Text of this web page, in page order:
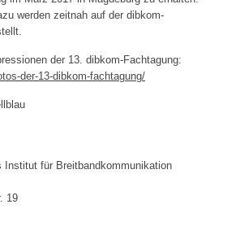
werden zeitnah auf der dibkom-
der 13. dibkom-Fachtagung:
der-13-dibkom-fachtagung/
Institut für Breitbandkommunikation
19